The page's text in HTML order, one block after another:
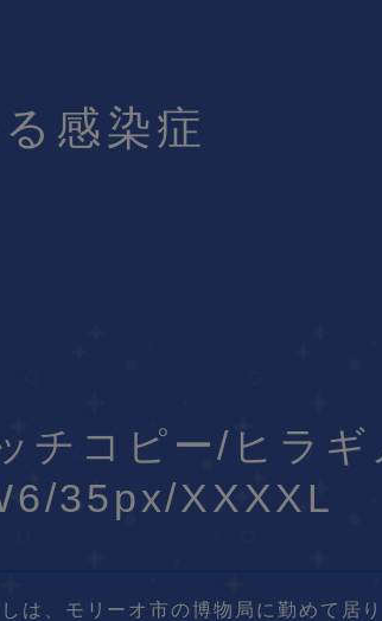
感染症
チコピー/ヒラギ
35px/XXXXL
は、モリーオ市の博物局に勤めて居り